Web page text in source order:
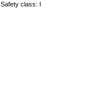
Safety class: I